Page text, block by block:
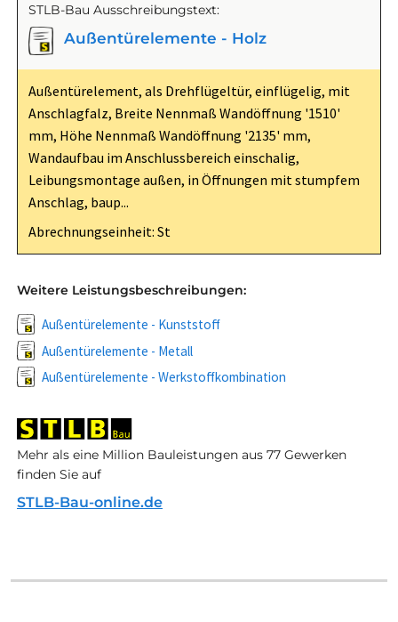
STLB-Bau Ausschreibungstext:
Außentürelemente - Holz
Außentürelement, als Drehflügeltür, einflügelig, mit
Anschlagfalz, Breite Nennmaß Wandöffnung '1510'
mm, Höhe Nennmaß Wandöffnung '2135' mm,
Wandaufbau im Anschlussbereich einschalig,
Leibungsmontage außen, in Öffnungen mit stumpfem
Anschlag, baup...
Abrechnungseinheit: St
Weitere Leistungsbeschreibungen:
Außentürelemente - Kunststoff
Außentürelemente - Metall
Außentürelemente - Werkstoffkombination
Mehr als eine Million Bauleistungen aus 77 Gewerken
finden Sie auf
STLB-Bau-online.de